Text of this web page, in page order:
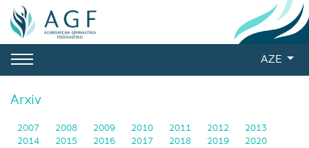
AZE
Arxiv
2007 2008 2009 2010 2011 2012
2013
2014
2015 2016 2017 2018 2019
2020